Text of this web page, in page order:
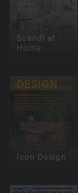
Scandi at
Home
Icon Design